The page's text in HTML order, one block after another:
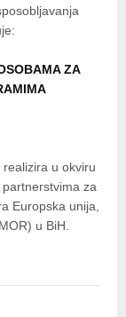
ZA
u okviru
za
Europska unija,
u BiH.